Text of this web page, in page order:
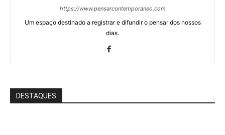
https://www.pensarcontemporaneo.com
Um espaço destinado a registrar e difundir o pensar dos nossos
dias.
DESTAQUES